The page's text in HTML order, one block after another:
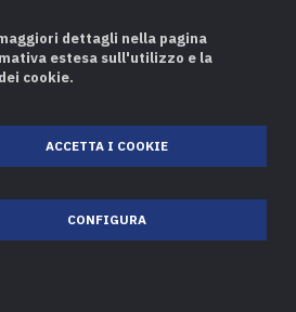
ospitano diverse opere dello street
La prima risale al 2016 quando, su una
ha rappresentato il Fanciullo di
colori spray (oltre 180 bombolette)
di frutta
la realizzazione di una pinacoteca a
dettagli nella pagina
estesa sull'utilizzo e la
cookie.
ACCETTA I COOKIE
CONFIGURA